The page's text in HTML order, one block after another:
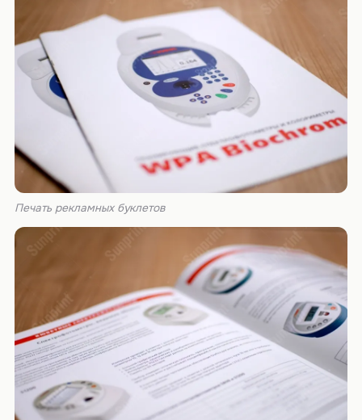
Печать рекламных буклетов